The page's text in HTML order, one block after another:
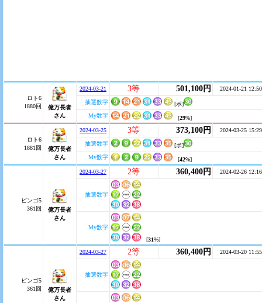
ロト6
1880回
億万長者
さん
2024-03-21 3等 501,100円 2024-01-21 12:50
抽選数字
[ボ]
My数字
[29%]
ロト6
1881回
億万長者
さん
2024-03-25 3等 373,100円 2024-03-25 15:29
抽選数字
[ボ]
My数字
[42%]
ビンゴ5
361回
億万長者
さん
2024-03-27 2等 360,400円 2024-02-26 12:16
抽選数字
My数字
[31%]
ビンゴ5
361回
億万長者
さん
2024-03-27 2等 360,400円 2024-03-20 11:55
抽選数字